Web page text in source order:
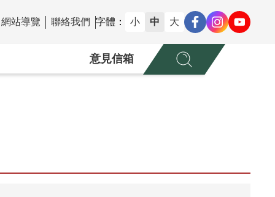
網站導覽 聯絡我們 字體： 小 中 大
意見信箱